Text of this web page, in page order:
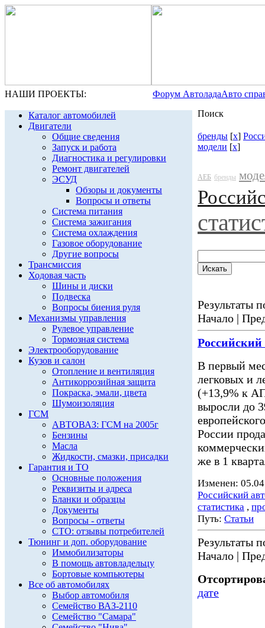
НАШИ ПРОЕКТЫ: Форум АвтоладаАвто
Каталог автомобилей
Двигатели
Общие сведения
Запуск и работа
Диагностика и регулировки
Ремонт двигателей
ЭСУД
Обзоры и документы
Вопросы и ответы
Система питания
Система зажигания
Система охлаждения
Газовое оборудование
Другие вопросы
Трансмиссия
Ходовая часть
Шины и диски
Подвеска
Вопросы биения руля
Механизмы управления
Рулевое управление
Тормозная система
Электрооборудование
Кузов и салон
Отопление и вентиляция
Антикоррозийная защита
Покраска, эмали, цвета
Шумоизоляция
ГСМ
АВТОВАЗ: ГСМ на 2005г
Бензины
Масла
Жидкости, смазки, присадки
Гарантия и ТО
Основные положения
Реквизиты и адреса
Бланки и образцы
Документы
Вопросы - ответы
СТО: отзывы потребителей
Тюнинг и доп. оборудование
Иммобилизаторы
В помощь автовладельцу
Бортовые компьютеры
Все об автомобилях
Выбор автомобиля
Семейство ВАЗ-2110
Семейство "Самара"
Поиск
бренды [x]
модели [x]
АЕБ бренды
Результаты
Начало |
В первый
легковых и
(+13,9% к
выросли до
России
же в 1
Изменен:
Российский
статистика ,
Путь: Статьи
Результаты
Начало |
дате